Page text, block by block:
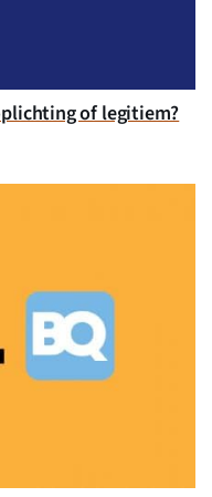
of legitiem?